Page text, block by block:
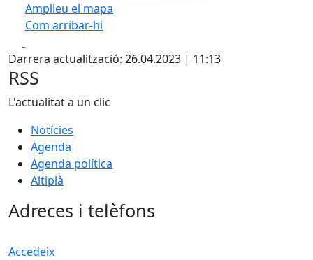
Amplieu el mapa
Com arribar-hi
+
−
Darrera actualització: 26.04.2023 | 11:13
RSS
L'actualitat a un clic
Notícies
Agenda
Agenda política
Altiplà
Adreces i telèfons
Accedeix